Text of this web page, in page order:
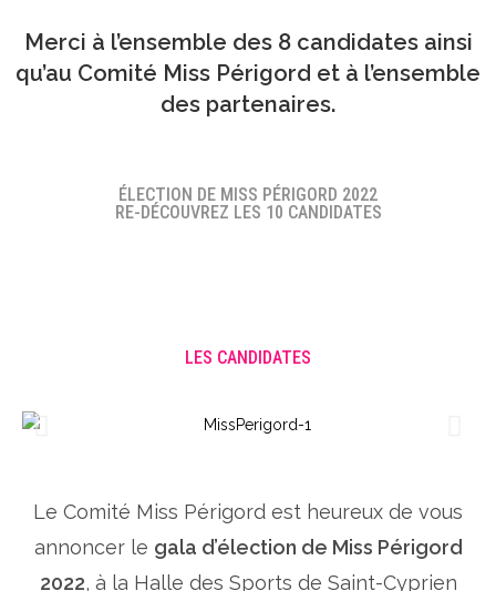
Merci à l’ensemble des 8 candidates ainsi
qu’au Comité Miss Périgord et à l’ensemble
des partenaires.
ÉLECTION DE MISS PÉRIGORD 2022
RE-DÉCOUVREZ LES 10 CANDIDATES
LES CANDIDATES
Le Comité Miss Périgord est heureux de vous
annoncer le gala d’élection de Miss Périgord
2022, à la Halle des Sports de Saint-Cyprien